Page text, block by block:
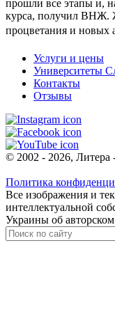
прошли все этапы и,
курса, получил ВНЖ.
процветания и новых
Услуги и цены
Университеты
Контакты
Отзывы
© 2002 - 2026, Литера
Политика
Все изображения и
интеллектуальной
Украины об